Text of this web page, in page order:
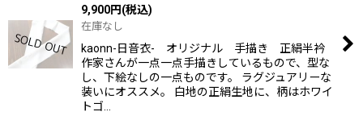
9,900円(税込)
在庫なし
kaonn-日音衣- オリジナル 手描き 正絹半衿
作家さんが一点一点手描きしているもので、型な
し、下絵なしの一点ものです。 ラグジュアリーな
装いにオススメ。 白地の正絹生地に、柄はホワイ
トゴ…